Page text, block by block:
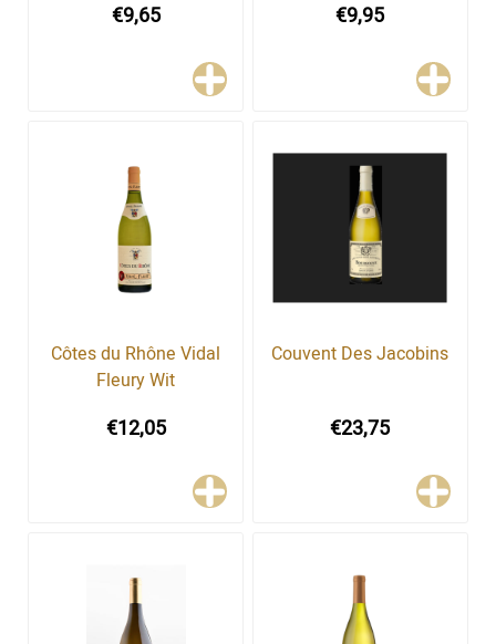
€9,65 €9,95
Côtes du Rhône Vidal
Fleury Wit
€12,05
Couvent Des Jacobins
€23,75